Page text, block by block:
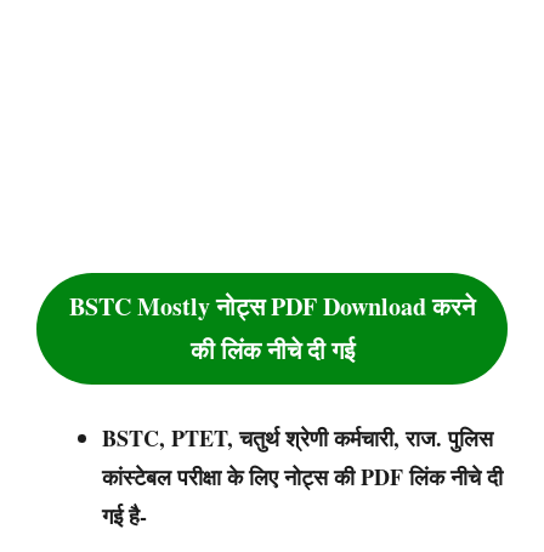
BSTC Mostly नोट्स PDF Download करने
की लिंक नीचे दी गई
BSTC, PTET, चतुर्थ श्रेणी कर्मचारी, राज. पुलिस
कांस्टेबल परीक्षा के लिए नोट्स की PDF लिंक नीचे दी
गई है-